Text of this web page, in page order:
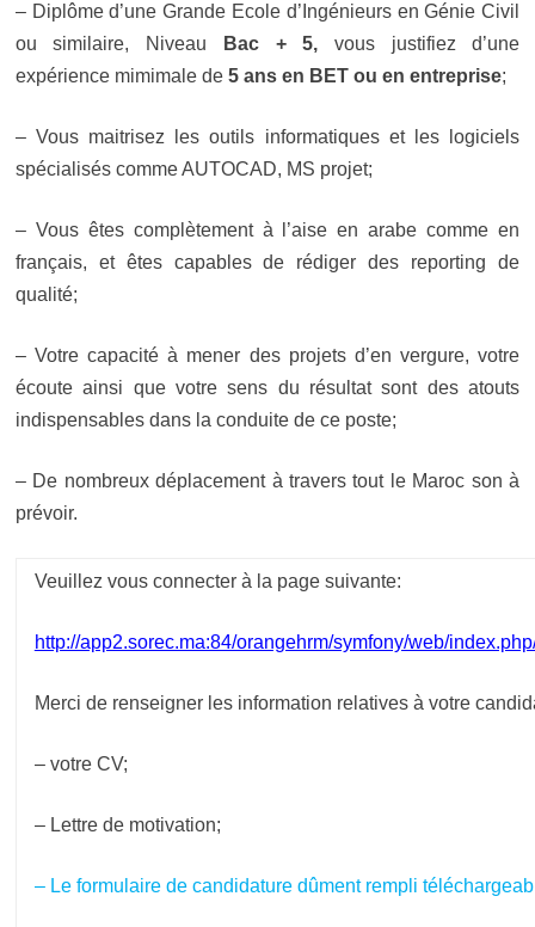
– Diplôme d’une Grande Ecole d’Ingénieurs en Génie Civil
ou similaire, Niveau
Bac + 5, vous justifiez d’une
expérience mimimale de 5 ans en BET ou en entreprise;
– Vous maitrisez les outils informatiques et les logiciels
spécialisés comme AUTOCAD, MS projet;
– Vous êtes complètement à l’aise en arabe comme en
français, et êtes capables de rédiger des reporting de
qualité;
– Votre capacité à mener des projets d’en vergure, votre
écoute ainsi que votre sens du résultat sont des atouts
indispensables dans la conduite de ce poste;
– De nombreux déplacement à travers tout le Maroc son à
prévoir.
Veuillez vous connecter à la page suivante:
http://app2.sorec.ma:84/orangehrm/symfony/web/
Merci de renseigner les information relatives à votre
– votre CV;
– Lettre de motivation;
– Le formulaire de candidature dûment rempli